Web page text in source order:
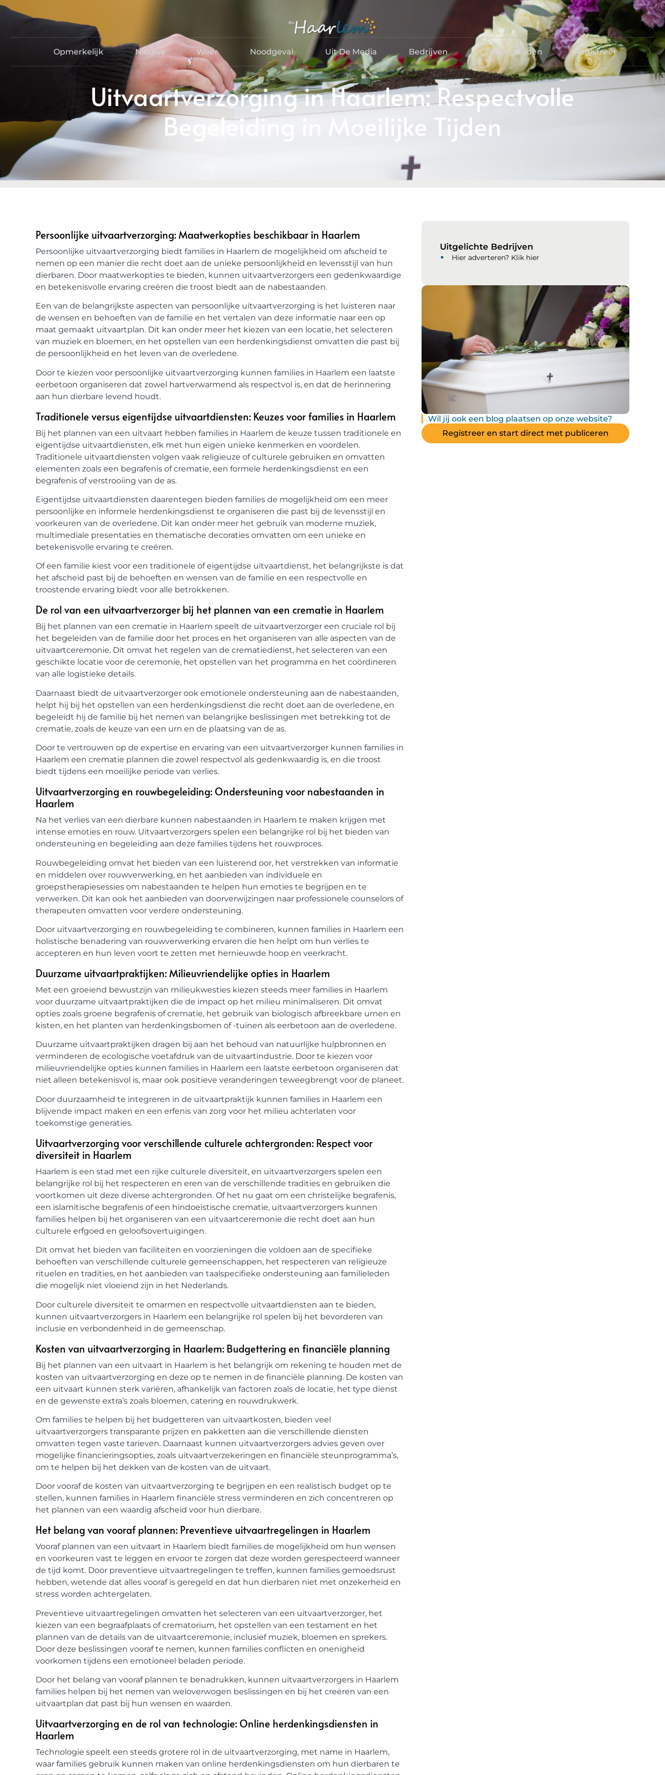
Opmerkelijk Nieuws Weer Noodgeval Uit De Media Bedrijven Openingstijden Registreer
Uitvaartverzorging in Haarlem: Respectvolle
Begeleiding in Moeilijke Tijden
Persoonlijke uitvaartverzorging: Maatwerkopties beschikbaar in Haarlem
Persoonlijke uitvaartverzorging biedt families in Haarlem de mogelijkheid om afscheid te
nemen op een manier die recht doet aan de unieke persoonlijkheid en levensstijl van hun
dierbaren. Door maatwerkopties te bieden, kunnen uitvaartverzorgers een gedenkwaardige
en betekenisvolle ervaring creëren die troost biedt aan de nabestaanden.
Een van de belangrijkste aspecten van persoonlijke uitvaartverzorging is het luisteren naar
de wensen en behoeften van de familie en het vertalen van deze informatie naar een op
maat gemaakt uitvaartplan. Dit kan onder meer het kiezen van een locatie, het selecteren
van muziek en bloemen, en het opstellen van een herdenkingsdienst omvatten die past bij
de persoonlijkheid en het leven van de overledene.
Door te kiezen voor persoonlijke uitvaartverzorging kunnen families in Haarlem een laatste
eerbetoon organiseren dat zowel hartverwarmend als respectvol is, en dat de herinnering
aan hun dierbare levend houdt.
Traditionele versus eigentijdse uitvaartdiensten: Keuzes voor families in Haarlem
Bij het plannen van een uitvaart hebben families in Haarlem de keuze tussen traditionele en
eigentijdse uitvaartdiensten, elk met hun eigen unieke kenmerken en voordelen.
Traditionele uitvaartdiensten volgen vaak religieuze of culturele gebruiken en omvatten
elementen zoals een begrafenis of crematie, een formele herdenkingsdienst en een
begrafenis of verstrooiing van de as.
Eigentijdse uitvaartdiensten daarentegen bieden families de mogelijkheid om een meer
persoonlijke en informele herdenkingsdienst te organiseren die past bij de levensstijl en
voorkeuren van de overledene. Dit kan onder meer het gebruik van moderne muziek,
multimediale presentaties en thematische decoraties omvatten om een unieke en
betekenisvolle ervaring te creëren.
Of een familie kiest voor een traditionele of eigentijdse uitvaartdienst, het belangrijkste is dat
het afscheid past bij de behoeften en wensen van de familie en een respectvolle en
troostende ervaring biedt voor alle betrokkenen.
De rol van een uitvaartverzorger bij het plannen van een crematie in Haarlem
Bij het plannen van een crematie in Haarlem speelt de uitvaartverzorger een cruciale rol bij
het begeleiden van de familie door het proces en het organiseren van alle aspecten van de
uitvaartceremonie. Dit omvat het regelen van de crematiedienst, het selecteren van een
geschikte locatie voor de ceremonie, het opstellen van het programma en het coördineren
van alle logistieke details.
Daarnaast biedt de uitvaartverzorger ook emotionele ondersteuning aan de nabestaanden,
helpt hij bij het opstellen van een herdenkingsdienst die recht doet aan de overledene, en
begeleidt hij de familie bij het nemen van belangrijke beslissingen met betrekking tot de
crematie, zoals de keuze van een urn en de plaatsing van de as.
Door te vertrouwen op de expertise en ervaring van een uitvaartverzorger kunnen families in
Haarlem een crematie plannen die zowel respectvol als gedenkwaardig is, en die troost
biedt tijdens een moeilijke periode van verlies.
Uitvaartverzorging en rouwbegeleiding: Ondersteuning voor nabestaanden in
Haarlem
Na het verlies van een dierbare kunnen nabestaanden in Haarlem te maken krijgen met
intense emoties en rouw. Uitvaartverzorgers spelen een belangrijke rol bij het bieden van
ondersteuning en begeleiding aan deze families tijdens het rouwproces.
Rouwbegeleiding omvat het bieden van een luisterend oor, het verstrekken van informatie
en middelen over rouwverwerking, en het aanbieden van individuele en
groepstherapiesessies om nabestaanden te helpen hun emoties te begrijpen en te
verwerken. Dit kan ook het aanbieden van doorverwijzingen naar professionele counselors of
therapeuten omvatten voor verdere ondersteuning.
Door uitvaartverzorging en rouwbegeleiding te combineren, kunnen families in Haarlem een
holistische benadering van rouwverwerking ervaren die hen helpt om hun verlies te
accepteren en hun leven voort te zetten met hernieuwde hoop en veerkracht.
Duurzame uitvaartpraktijken: Milieuvriendelijke opties in Haarlem
Met een groeiend bewustzijn van milieukwesties kiezen steeds meer families in Haarlem
voor duurzame uitvaartpraktijken die de impact op het milieu minimaliseren. Dit omvat
opties zoals groene begrafenis of crematie, het gebruik van biologisch afbreekbare urnen en
kisten, en het planten van herdenkingsbomen of -tuinen als eerbetoon aan de overledene.
Duurzame uitvaartpraktijken dragen bij aan het behoud van natuurlijke hulpbronnen en
verminderen de ecologische voetafdruk van de uitvaartindustrie. Door te kiezen voor
milieuvriendelijke opties kunnen families in Haarlem een laatste eerbetoon organiseren dat
niet alleen betekenisvol is, maar ook positieve veranderingen teweegbrengt voor de planeet.
Door duurzaamheid te integreren in de uitvaartpraktijk kunnen families in Haarlem een
blijvende impact maken en een erfenis van zorg voor het milieu achterlaten voor
toekomstige generaties.
Uitvaartverzorging voor verschillende culturele achtergronden: Respect voor
diversiteit in Haarlem
Haarlem is een stad met een rijke culturele diversiteit, en uitvaartverzorgers spelen een
belangrijke rol bij het respecteren en eren van de verschillende tradities en gebruiken die
voortkomen uit deze diverse achtergronden. Of het nu gaat om een christelijke begrafenis,
een islamitische begrafenis of een hindoeïstische crematie, uitvaartverzorgers kunnen
families helpen bij het organiseren van een uitvaartceremonie die recht doet aan hun
culturele erfgoed en geloofsovertuigingen.
Dit omvat het bieden van faciliteiten en voorzieningen die voldoen aan de specifieke
behoeften van verschillende culturele gemeenschappen, het respecteren van religieuze
rituelen en tradities, en het aanbieden van taalspecifieke ondersteuning aan familieleden
die mogelijk niet vloeiend zijn in het Nederlands.
Door culturele diversiteit te omarmen en respectvolle uitvaartdiensten aan te bieden,
kunnen uitvaartverzorgers in Haarlem een belangrijke rol spelen bij het bevorderen van
inclusie en verbondenheid in de gemeenschap.
Kosten van uitvaartverzorging in Haarlem: Budgettering en financiële planning
Bij het plannen van een uitvaart in Haarlem is het belangrijk om rekening te houden met de
kosten van uitvaartverzorging en deze op te nemen in de financiële planning. De kosten van
een uitvaart kunnen sterk variëren, afhankelijk van factoren zoals de locatie, het type dienst
en de gewenste extra’s zoals bloemen, catering en rouwdrukwerk.
Om families te helpen bij het budgetteren van uitvaartkosten, bieden veel
uitvaartverzorgers transparante prijzen en pakketten aan die verschillende diensten
omvatten tegen vaste tarieven. Daarnaast kunnen uitvaartverzorgers advies geven over
mogelijke financieringsopties, zoals uitvaartverzekeringen en financiële steunprogramma’s,
om te helpen bij het dekken van de kosten van de uitvaart.
Door vooraf de kosten van uitvaartverzorging te begrijpen en een realistisch budget op te
stellen, kunnen families in Haarlem financiële stress verminderen en zich concentreren op
het plannen van een waardig afscheid voor hun dierbare.
Het belang van vooraf plannen: Preventieve uitvaartregelingen in Haarlem
Vooraf plannen van een uitvaart in Haarlem biedt families de mogelijkheid om hun wensen
en voorkeuren vast te leggen en ervoor te zorgen dat deze worden gerespecteerd wanneer
de tijd komt. Door preventieve uitvaartregelingen te treffen, kunnen families gemoedsrust
hebben, wetende dat alles vooraf is geregeld en dat hun dierbaren niet met onzekerheid en
stress worden achtergelaten.
Preventieve uitvaartregelingen omvatten het selecteren van een uitvaartverzorger, het
kiezen van een begraafplaats of crematorium, het opstellen van een testament en het
plannen van de details van de uitvaartceremonie, inclusief muziek, bloemen en sprekers.
Door deze beslissingen vooraf te nemen, kunnen families conflicten en onenigheid
voorkomen tijdens een emotioneel beladen periode.
Door het belang van vooraf plannen te benadrukken, kunnen uitvaartverzorgers in Haarlem
families helpen bij het nemen van weloverwogen beslissingen en bij het creëren van een
uitvaartplan dat past bij hun wensen en waarden.
Uitvaartverzorging en de rol van technologie: Online herdenkingsdiensten in
Haarlem
Technologie speelt een steeds grotere rol in de uitvaartverzorging, met name in Haarlem,
waar families gebruik kunnen maken van online herdenkingsdiensten om hun dierbaren te
Uitgelichte Bedrijven
Hier adverteren? Klik hier
Wil jij ook een blog plaatsen op onze website?
Registreer en start direct met publiceren